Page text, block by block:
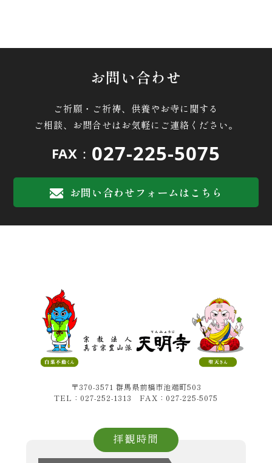
お問い合わせ
ご祈願・ご祈祷、供養やお寺に関する
ご相談、お問合せはお気軽にご連絡ください。
FAX： 027-225-5075
お問い合わせフォームはこちら
〒370-3571 群馬県前橋市池端町503
TEL：027-252-1313 FAX：027-225-5075
拝観時間